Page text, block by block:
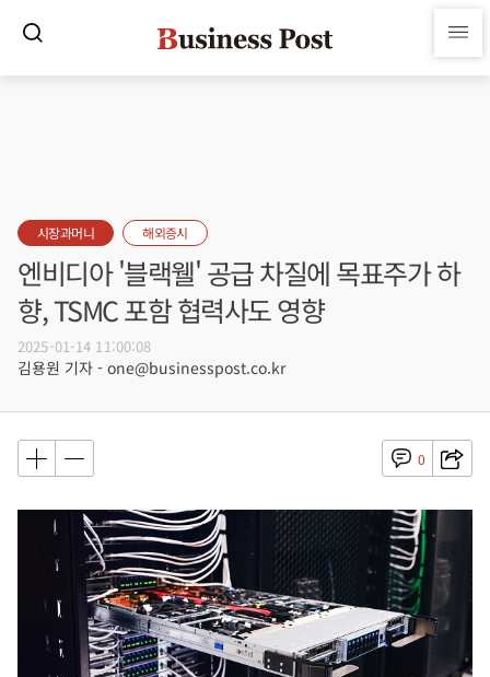
시장과머니 해외증시
엔비디아 '블랙웰' 공급 차질에 목표주가 하
향, TSMC 포함 협력사도 영향
2025-01-14 11:00:08
김용원 기자 - one@businesspost.co.kr
0